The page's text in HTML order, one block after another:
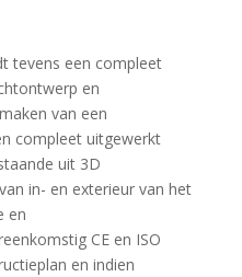
tevens een compleet
en
van een
compleet uitgewerkt
uit 3D
in- en exterieur van het
en
CE en ISO
en indien